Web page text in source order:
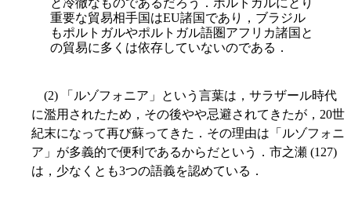
と冷徹なものであるだろう．ポルトガルにとり
重要な貿易相手国はEU諸国であり，ブラジル
もポルトガルやポルトガル語圏アフリカ諸国と
の貿易に多くは依存していないのである．
(2) 「ルゾフォニア」という言葉は，サラザール時代
に濫用されたため，その後やや忌避されてきたが，20世
紀末になって再び蘇ってきた．その理由は「ルゾフォニ
ア」が多義的で便利であるからだという．市之瀬 (127)
は，少なくとも3つの語義を認めている．